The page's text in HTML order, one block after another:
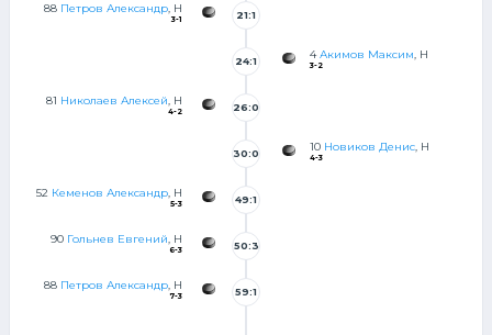
88 Петров Александр, Н
3-1 21:1
4Акимов Максим, Н
3-2
24:1
81 Николаев Алексей, Н
4-2 26:0
10 Новиков Денис, Н
4-3
30:0
52 Кеменов Александр, Н
5-3 49:1
90 Гольнев Евгений, Н
6-3 50:3
88 Петров Александр, Н
7-3 59:1